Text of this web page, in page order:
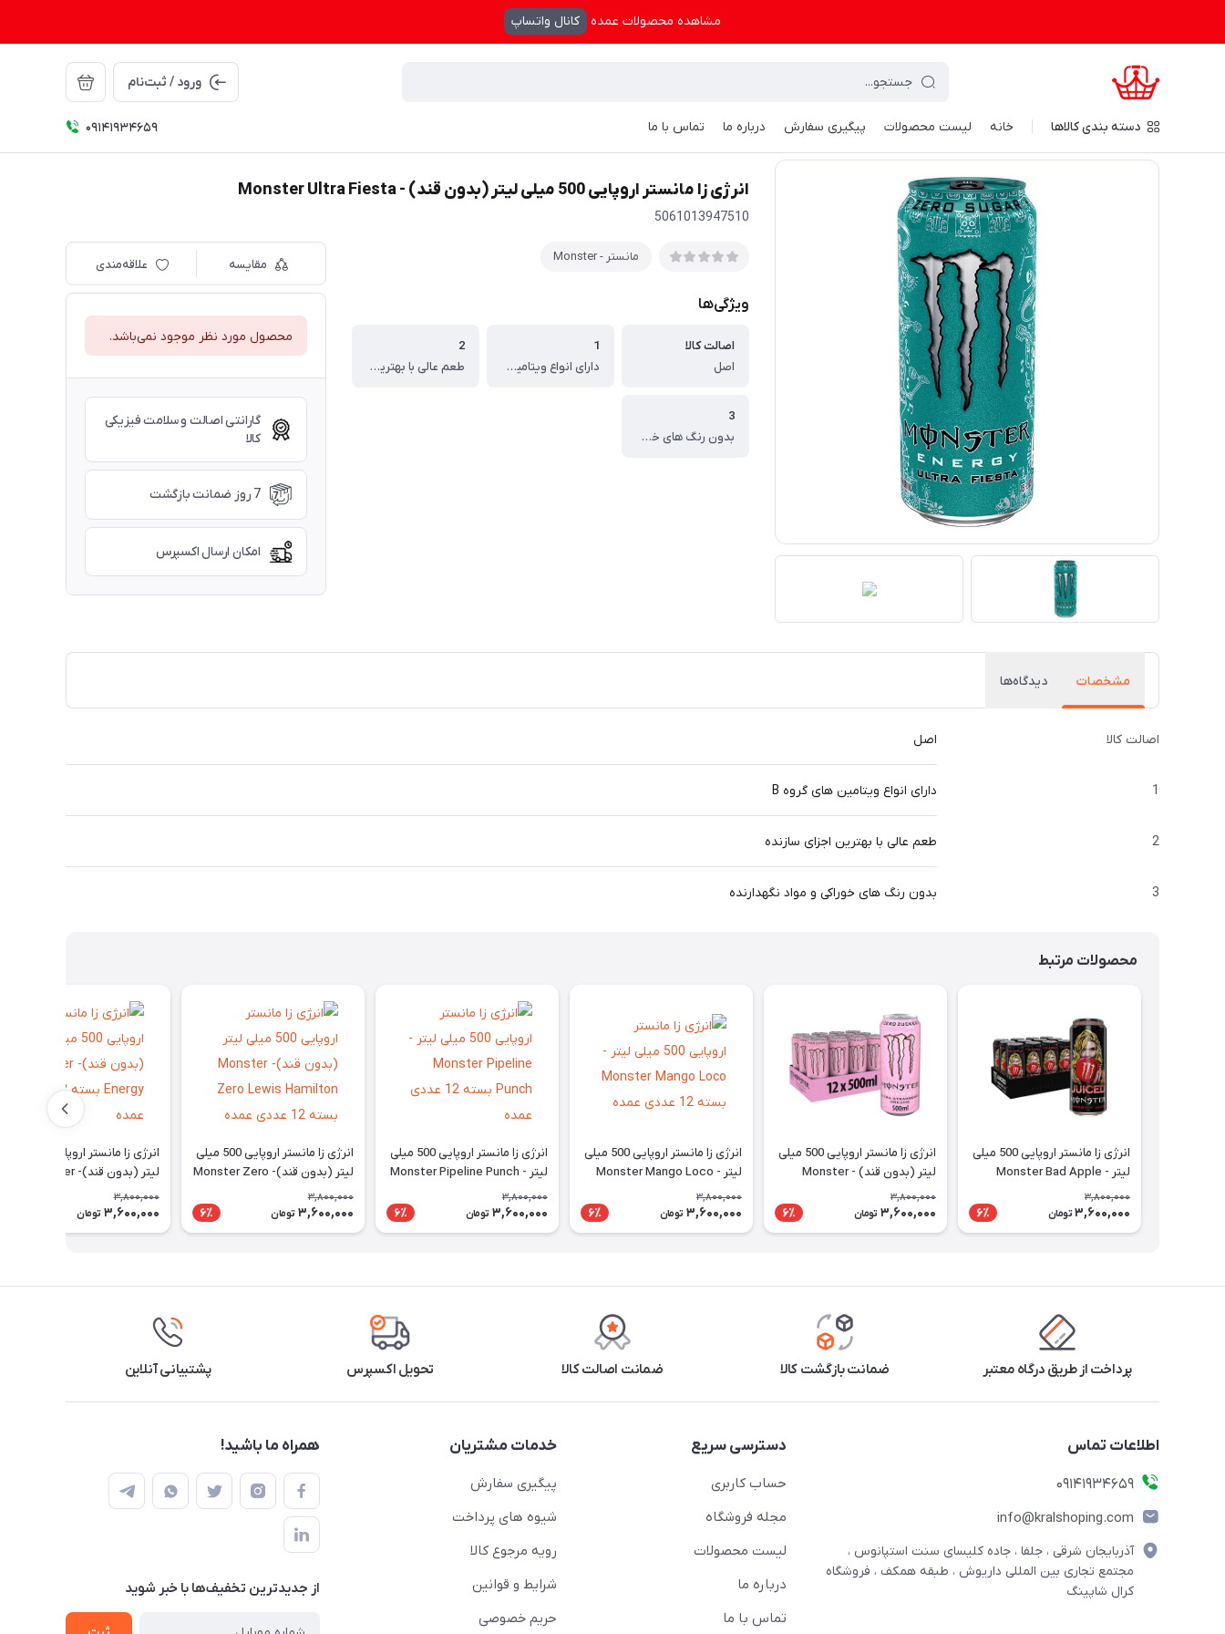
مشاهده محصولات عمده کانال واتساپ
ورود / ثبت‌نام
دسته‌ بندی کالاها خانه لیست محصولات پیگیری سفارش درباره ما تماس با ما 09141934659 کرال شاپینگ / خانه برند های محصولات / مانستر - Monster / انرژی زا مانستر اروپایی 500 میلی لیتر (بدون قند) - Monster Ultra Fiesta
انرژی زا مانستر اروپایی 500 میلی لیتر (بدون قند) - Monster Ultra Fiesta
5061013947510
مانستر - Monster
ویژگی‌ها
اصالت کالا
اصل
1
دارای انواع ویتامین های گروه B
2
طعم عالی با بهترین اجزای سازنده
3
بدون رنگ های خوراکی و مواد نگهدارنده
مقایسه علاقه‌مندی
محصول مورد نظر موجود نمی‌باشد.
گارانتی اصالت و سلامت فیزیکی
کالا
7 روز ضمانت بازگشت
امکان ارسال اکسپرس
مشخصات دیدگاه‌ها
اصالت کالا اصل
1 دارای انواع ویتامین های گروه B
2 طعم عالی با بهترین اجزای سازنده
3 بدون رنگ های خوراکی و مواد نگهدارنده
محصولات مرتبط
انرژی زا مانستر اروپایی 500 میلی
لیتر - Monster Bad Apple
3,800,000
3,600,000 تومان 6٪
انرژی زا مانستر اروپایی 500 میلی
لیتر (بدون قند) - Monster
عددی عمده
3,800,000
3,600,000 تومان 6٪
انرژی زا مانستر اروپایی 500 میلی
لیتر - Monster Mango Loco
3,800,000
3,600,000 تومان 6٪
انرژی زا مانستر اروپایی 500 میلی
لیتر - Monster Pipeline Punch
3,800,000
3,600,000 تومان 6٪
انرژی زا مانستر اروپایی 500 میلی
لیتر (بدون قند)- Monster Zero
عمده
3,800,000
3,600,000 تومان 6٪
لیتر (بدون قند)- Monster
Energy بسته 12 عددی عمده
3,800,000
3,600,000 تومان
پرداخت از طریق درگاه معتبر ضمانت بازگشت کالا ضمانت اصالت کالا تحویل اکسپرس پشتیبانی آنلاین
اطلاعات تماس
09141934659
info@kralshoping.com
آذربایجان شرقی ، جلفا ، جاده کلیسای سنت استپانوس ،
مجتمع تجاری بین المللی داریوش ، طبقه همکف ، فروشگاه
کرال شاپینگ
دسترسی سریع
حساب کاربری
مجله فروشگاه
لیست محصولات
درباره ما
تماس با ما
خدمات مشتریان
پیگیری سفارش
شیوه های پرداخت
رویه مرجوع کالا
شرایط و قوانین
حریم خصوصی
همراه ما باشید!
از جدید‌ترین تخفیف‌ها با‌ خبر شوید